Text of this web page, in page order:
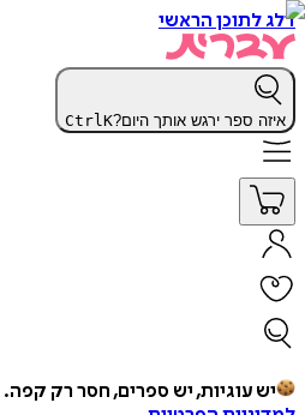
דלג לתוכן הראשי
איזה ספר ירגש אותך היום? CtrlK
יש עוגיות, יש ספרים, חסר רק קפה.